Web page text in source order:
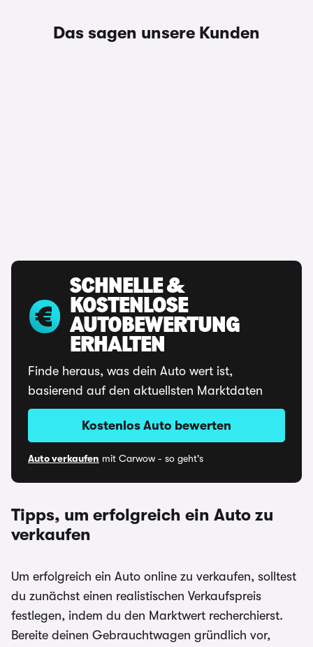
Das sagen unsere Kunden
SCHNELLE &
KOSTENLOSE
AUTOBEWERTUNG
ERHALTEN
Finde heraus, was dein Auto wert ist,
basierend auf den aktuellsten Marktdaten
Kostenlos Auto bewerten
Auto verkaufen mit Carwow - so geht's
Tipps, um erfolgreich ein Auto zu
verkaufen
Um erfolgreich ein Auto online zu verkaufen, solltest
du zunächst einen realistischen Verkaufspreis
festlegen, indem du den Marktwert recherchierst.
Bereite deinen Gebrauchtwagen gründlich vor,